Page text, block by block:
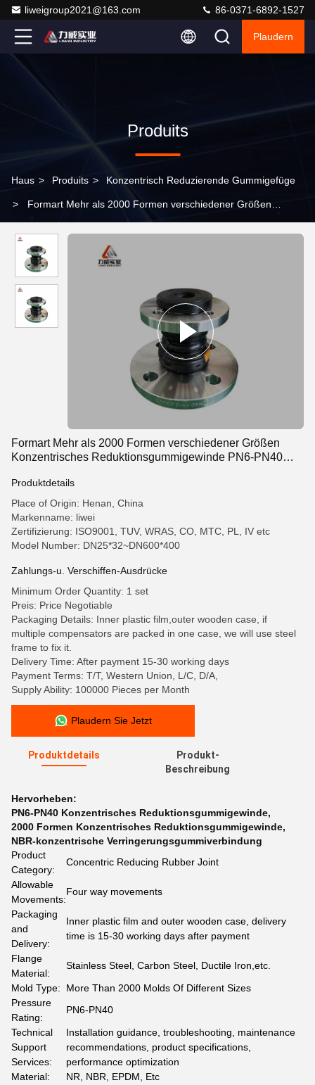
liweigroup2021@163.com 86-0371-6892-1527
Plaudern
Produits
Haus > Produits > Konzentrisch Reduzierende Gummigefüge
> Formart Mehr als 2000 Formen verschiedener Größen
Formart Mehr als 2000 Formen verschiedener Größen
Konzentrisches Reduktionsgummigewinde PN6-PN40
Produktdetails
Place of Origin: Henan, China
Markenname: liwei
Zertifizierung: ISO9001, TUV, WRAS, CO, MTC, PL, IV etc
Model Number: DN25*32~DN600*400
Zahlungs-u. Verschiffen-Ausdrücke
Minimum Order Quantity: 1 set
Preis: Price Negotiable
Packaging Details: Inner plastic film,outer wooden case, if
multiple compensators are packed in one case, we will use steel
frame to fix it.
Delivery Time: After payment 15-30 working days
Payment Terms: T/T, Western Union, L/C, D/A,
Supply Ability: 100000 Pieces per Month
Plaudern Sie Jetzt
Produktdetails
Produkt-
Beschreibung
Hervorheben:
PN6-PN40 Konzentrisches Reduktionsgummigewinde,
2000 Formen Konzentrisches Reduktionsgummigewinde,
NBR-konzentrische Verringerungsgummiverbindung
Product
Category:
Concentric Reducing Rubber Joint
Allowable
Movements:
Four way movements
Packaging
and
Delivery:
Inner plastic film and outer wooden case, delivery
time is 15-30 working days after payment
Flange
Material:
Stainless Steel, Carbon Steel, Ductile Iron,etc.
Mold Type:
More Than 2000 Molds Of Different Sizes
Pressure
Rating:
PN6-PN40
Technical
Support
Services:
Installation guidance, troubleshooting, maintenance
recommendations, product specifications,
performance optimization
Material:
NR, NBR, EPDM, Etc